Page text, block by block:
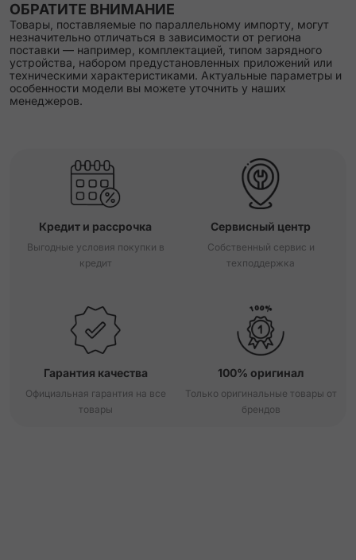
ОБРАТИТЕ ВНИМАНИЕ
Товары, поставляемые по параллельному импорту, могут
незначительно отличаться в зависимости от региона
поставки — например, комплектацией, типом зарядного
устройства, набором предустановленных приложений или
техническими характеристиками. Актуальные параметры и
особенности модели вы можете уточнить у наших
менеджеров.
Кредит и рассрочка
Выгодные условия покупки в
кредит
Сервисный центр
Собственный сервис и
техподдержка
Гарантия качества
Официальная гарантия на все
товары
100% оригинал
Только оригинальные товары от
брендов